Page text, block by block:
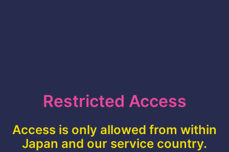
Restricted Access
Access is only allowed from within
Japan and our service country.